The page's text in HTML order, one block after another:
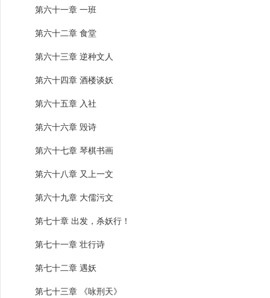
第六十一章 一班
第六十二章 食堂
第六十三章 逆种文人
第六十四章 酒楼谈妖
第六十五章 入社
第六十六章 毁诗
第六十七章 琴棋书画
第六十八章 又上一文
第六十九章 大儒污文
第七十章 出发，杀妖行！
第七十一章 壮行诗
第七十二章 遇妖
第七十三章 《咏刑天》